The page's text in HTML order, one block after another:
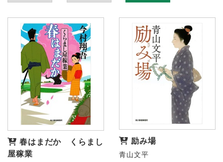
春はまだか くらまし
屋稼業
励み場
青山文平